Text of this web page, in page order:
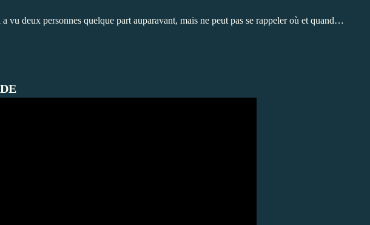
vu deux personnes quelque part auparavant, mais ne peut pas se rappeler où et quand…